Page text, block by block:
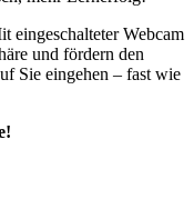
eingeschalteter Webcam
und fördern den
Sie eingehen – fast wie